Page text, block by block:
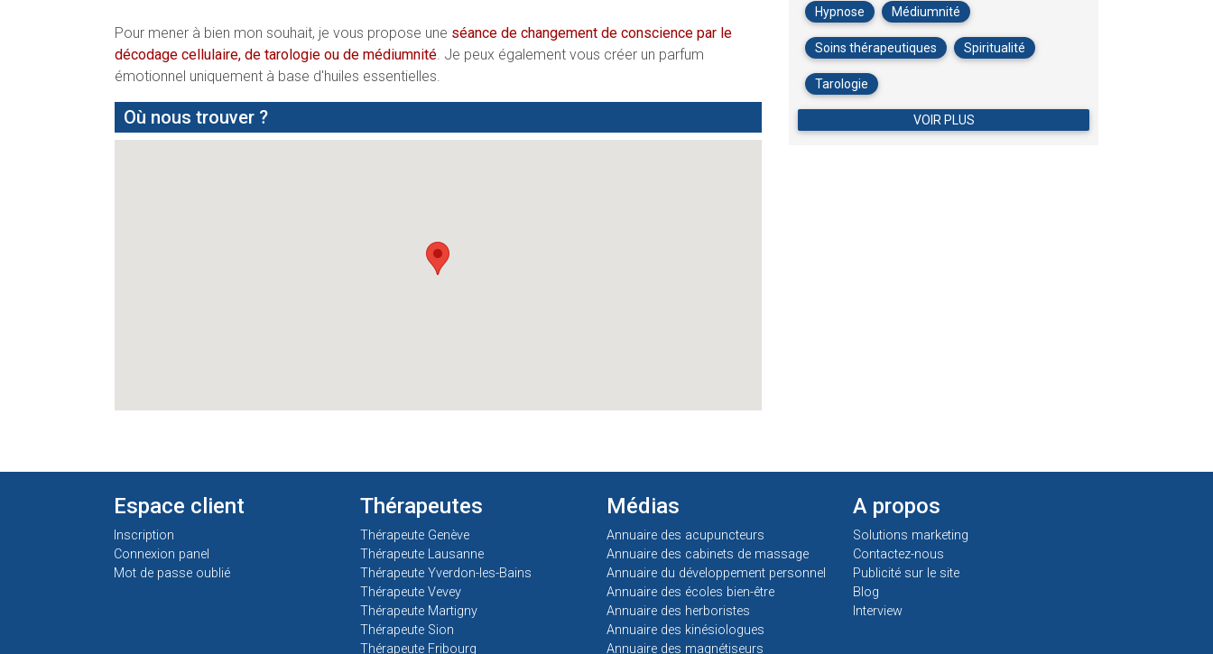
Pour mener à bien mon souhait, je vous propose une séance de changement de conscience par le
décodage cellulaire, de tarologie ou de médiumnité. Je peux également vous créer un parfum
émotionnel uniquement à base d'huiles essentielles.
Où nous trouver ?
Hypnose Médiumnité
Soins thérapeutiques Spiritualité
Tarologie
VOIR PLUS
Espace client
Inscription
Connexion panel
Mot de passe oublié
Thérapeutes
Thérapeute Genève
Thérapeute Lausanne
Thérapeute Yverdon-les-Bains
Thérapeute Vevey
Thérapeute Martigny
Thérapeute Sion
Thérapeute Fribourg
Médias
Annuaire des acupuncteurs
Annuaire des cabinets de massage
Annuaire du développement personnel
Annuaire des écoles bien-être
Annuaire des herboristes
Annuaire des kinésiologues
Annuaire des magnétiseurs
A propos
Solutions marketing
Contactez-nous
Publicité sur le site
Blog
Interview